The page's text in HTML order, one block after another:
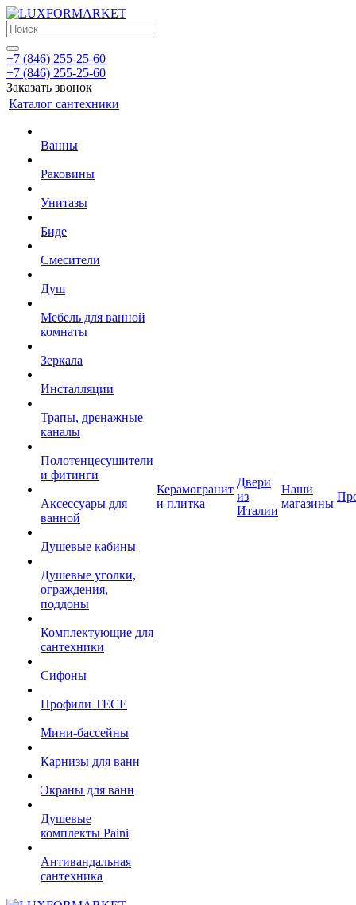
+7 (846) 255-25-60
+7 (846) 255-25-60
Заказать звонок
Каталог сантехники
Ванны
Раковины
Унитазы
Биде
Смесители
Душ
Мебель для ванной
комнаты
Зеркала
Инсталляции
Трапы, дренажные
каналы
Полотенцесушители
и фитинги
Аксессуары для
ванной
Душевые кабины
Душевые уголки,
ограждения,
поддоны
Комплектующие для
сантехники
Сифоны
Профили TECE
Мини-бассейны
Карнизы для ванн
Экраны для ванн
Душевые
комплекты Paini
Антивандальная
сантехника
Керамогранит
и плитка
Двери
из
Италии
Наши
магазины